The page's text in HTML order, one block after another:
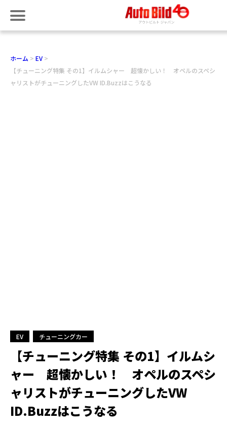
ホーム
EV
【チューニング特集 その1】イルムシャー 超懐かしい！ オペルのスペシ
ャリストがチューニングしたVW ID.Buzzはこうなる
EV チューニングカー
【チューニング特集 その1】イルムシ
ャー 超懐かしい！ オペルのスペシ
ャリストがチューニングしたVW
ID.Buzzはこうなる